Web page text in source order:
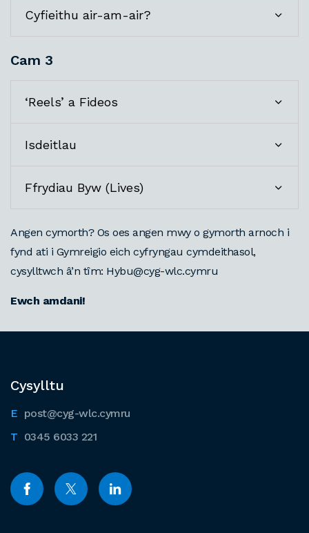
Cyfieithu air-am-air?
Cam 3
‘Reels’ a Fideos
Isdeitlau
Ffrydiau Byw (Lives)
Angen cymorth? Os oes angen mwy o gymorth arnoch i
fynd ati i Gymreigio eich cyfryngau cymdeithasol,
cysylltwch â’n tîm: Hybu@cyg-wlc.cymru
Ewch amdani!
Cysylltu
post@cyg-wlc.cymru
0345 6033 221